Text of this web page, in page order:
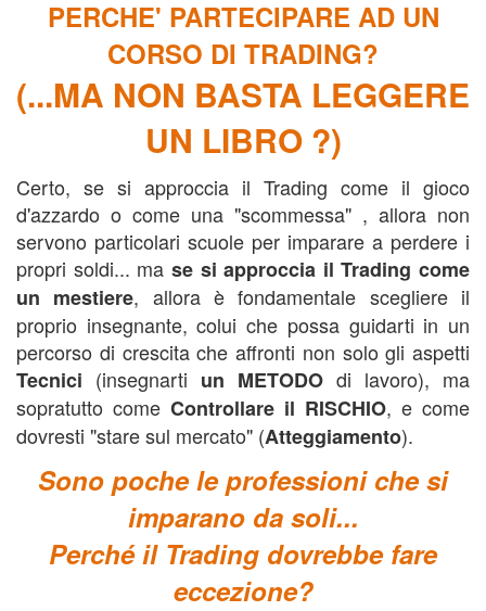
PERCHE' PARTECIPARE AD UN
CORSO DI TRADING?
(...MA NON BASTA LEGGERE
UN LIBRO ?)
Certo, se si approccia il Trading come il gioco
d'azzardo o come una "scommessa" , allora non
servono particolari scuole per imparare a perdere i
propri soldi... ma se si approccia il Trading come
un mestiere, allora è fondamentale scegliere il
proprio insegnante, colui che possa guidarti in un
percorso di crescita che affronti non solo gli aspetti
Tecnici (insegnarti un METODO di lavoro), ma
sopratutto come Controllare il RISCHIO, e come
dovresti "stare sul mercato" (Atteggiamento).
Sono poche le professioni che si
imparano da soli...
Perché il Trading dovrebbe fare
eccezione?